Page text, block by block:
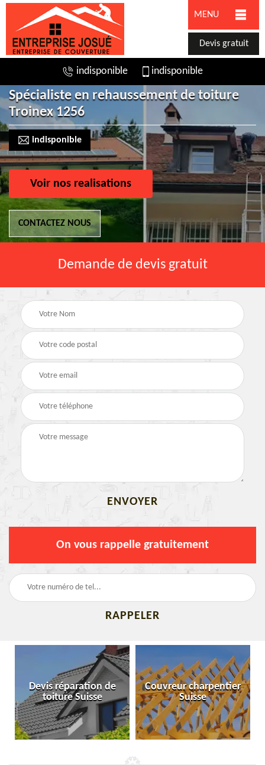
MENU
Devis gratuit
indisponible indisponible
Spécialiste en rehaussement de toiture
Troinex 1256
indisponible
Voir nos realisations
CONTACTEZ NOUS
Demande de devis gratuit
On vous rappelle gratuitement
Devis réparation de
toiture Suisse
Couvreur charpentier
Suisse